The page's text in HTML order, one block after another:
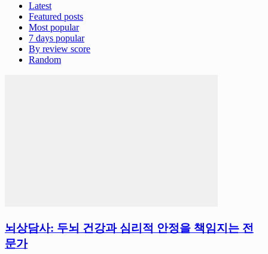
Latest
Featured posts
Most popular
7 days popular
By review score
Random
뇌상담사: 두뇌 건강과 심리적 안정을 책임지는 전
문가